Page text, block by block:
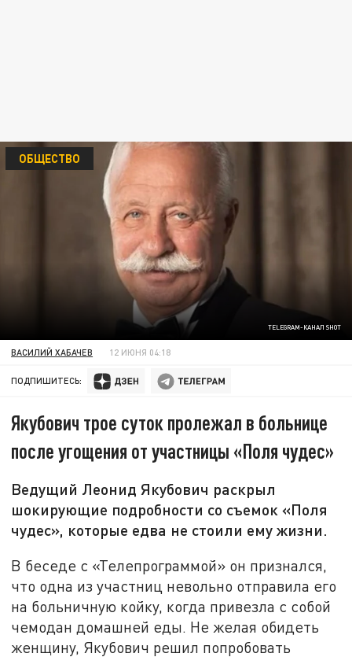
TELEGRAM-КАНАЛ SHOT
ОБЩЕСТВО
ВАСИЛИЙ ХАБАЧЕВ 12 ИЮНЯ 04:18
ПОДПИШИТЕСЬ:
Якубович трое суток пролежал в больнице
после угощения от участницы «Поля чудес»
Ведущий Леонид Якубович раскрыл
шокирующие подробности со съемок «Поля
чудес», которые едва не стоили ему жизни.
В беседе с «Телепрограммой» он признался,
что одна из участниц невольно отправила его
на больничную койку, когда привезла с собой
чемодан домашней еды. Не желая обидеть
женщину, Якубович решил попробовать